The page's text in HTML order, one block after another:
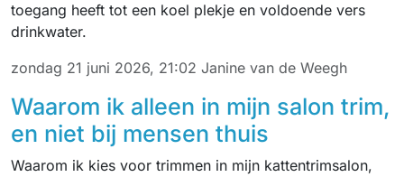
toegang heeft tot een koel plekje en voldoende vers
drinkwater.
zondag 21 juni 2026, 21:02 Janine van de Weegh
Waarom ik alleen in mijn salon trim,
en niet bij mensen thuis
Waarom ik kies voor trimmen in mijn kattentrimsalon,